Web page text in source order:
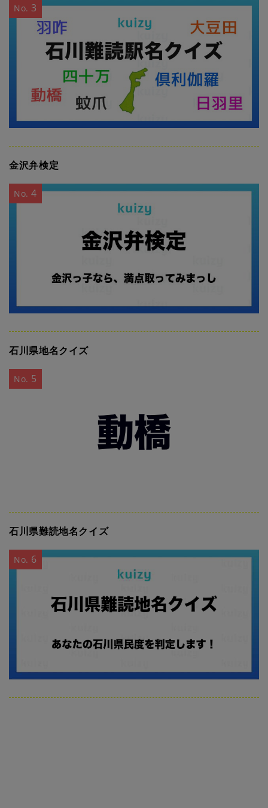
No. 3
金沢弁検定
No.4
石川県地名クイズ
No. 5
石川県難読地名クイズ
No. 6